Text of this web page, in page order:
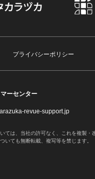
プライバシーポリシー
ーセンター
revue-support.jp
は、当社の許可なく、これを複製・
いても無断転載、複写等を禁じます。